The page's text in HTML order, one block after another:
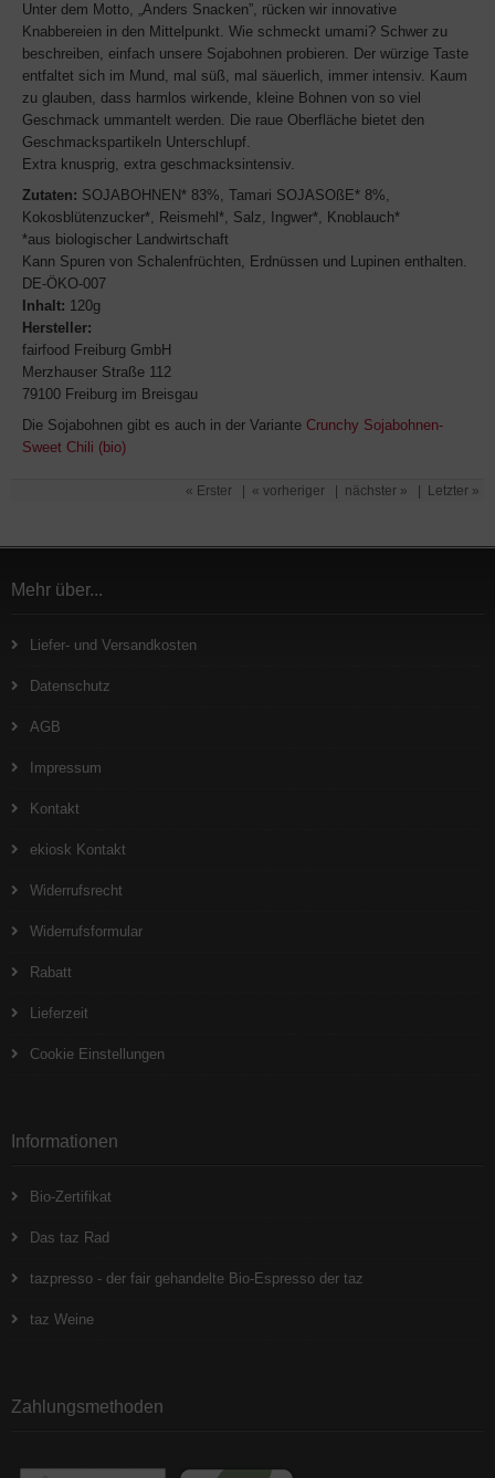
Unter dem Motto, „Anders Snacken”, rücken wir innovative
Knabbereien in den Mittelpunkt. Wie schmeckt umami? Schwer zu
beschreiben, einfach unsere Sojabohnen probieren. Der würzige Taste
entfaltet sich im Mund, mal süß, mal säuerlich, immer intensiv. Kaum
zu glauben, dass harmlos wirkende, kleine Bohnen von so viel
Geschmack ummantelt werden. Die raue Oberfläche bietet den
Geschmackspartikeln Unterschlupf.
Extra knusprig, extra geschmacksintensiv.
Zutaten: SOJABOHNEN* 83%, Tamari SOJASOßE* 8%,
Kokosblütenzucker*, Reismehl*, Salz, Ingwer*, Knoblauch*
*aus biologischer Landwirtschaft
Kann Spuren von Schalenfrüchten, Erdnüssen und Lupinen enthalten.
DE-ÖKO-007
Inhalt: 120g
Hersteller:
fairfood Freiburg GmbH
Merzhauser Straße 112
79100 Freiburg im Breisgau
Die Sojabohnen gibt es auch in der Variante Crunchy Sojabohnen-
Sweet Chili (bio)
« Erster « vorheriger nächster » Letzter »
Mehr über...
Liefer- und Versandkosten
Datenschutz
AGB
Impressum
Kontakt
ekiosk Kontakt
Widerrufsrecht
Widerrufsformular
Rabatt
Lieferzeit
Cookie Einstellungen
Informationen
Bio-Zertifikat
Das taz Rad
tazpresso - der fair gehandelte Bio-Espresso der taz
taz Weine
Zahlungsmethoden